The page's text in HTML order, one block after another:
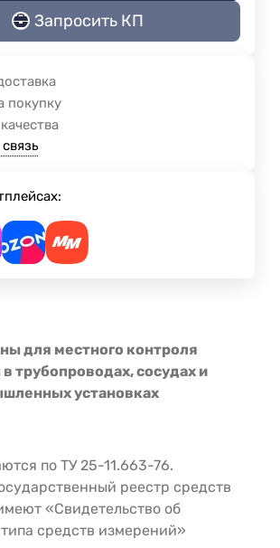
Запросить КП
покупку
для местного контроля
трубопроводах, сосудах и
установках
по ТУ 25-11.663-76.
реестр средств
«Свидетельство об
средств измерений»